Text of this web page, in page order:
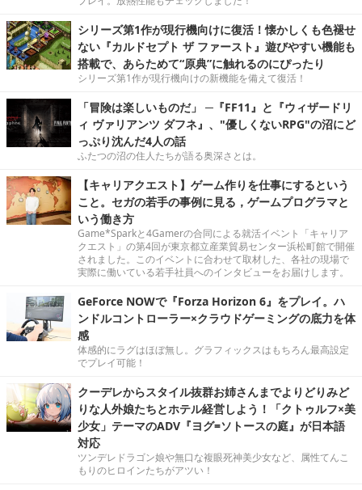
シリーズ第1作が現行機向けに復活！懐かしくも色褪せ
ない『カルドセプト ザ ファースト』遊びやすい機能も
搭載で、あらためて“原典”に触れるのにぴったり
シリーズ第1作が現行機向けの新機能を備えて復活！
「冒険は楽しいものだ」 ─『FF11』と『ウィザードリ
ィ ヴァリアンツ ダフネ』、"優しくないRPG"の沼にど
っぷり沈んだ4人の話
ふたつの沼の住人たちが語る奥深さとは。
【キャリアクエスト】ゲーム作りを仕事にするという
こと。セガの若手の事例に見る，ゲームプログラマと
いう働き方
Game*Sparkと4Gamerの合同による就活イベント「キャリア
クエスト」の第4回が東京都立産業貿易センター浜松町館で開催
されました。このイベントに合わせて取材した、各社の現場で
実際に働いている若手社員へのインタビューをお届けします。
GeForce NOWで『Forza Horizon 6』をプレイ。ハ
ンドルコントローラー×クラウドゲーミングの底力を体
感
体感的にラグはほぼ無し。グラフィックスはもちろん最高設定
でプレイ可能！
クーデレからスタイル抜群お姉さんまでよりどりみど
りな人外娘たちとホテル経営しよう！「クトゥルフ×美
少女」テーマのADV『ヨグ=ソトースの庭』が日本語
対応
ツンデレドラゴン娘や無口な複眼死神美少女など、属性てんこ
もりのヒロインたちがアツい！